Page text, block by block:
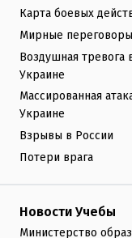
Карта боевых
Мирные переговоры
Воздушная тревога
Украине
Массированная
Украине
Взрывы в России
Потери врага
Новости Учебы
Министерство